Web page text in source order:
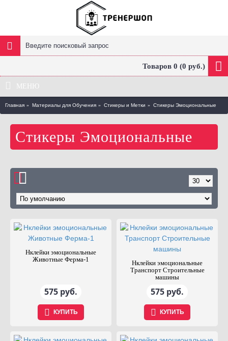
Товаров 0 (0 руб.)
МЕНЮ
Главная Материалы для Обучения Стикеры и Метки Стикеры Эмоциональные
Стикеры Эмоциональные
Нклейки эмоциональные
Животные Ферма-1
575 руб.
КУПИТЬ
Нклейки эмоциональные
Транспорт Строительные
машины
575 руб.
КУПИТЬ